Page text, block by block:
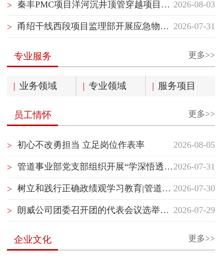
2026-08-03
> 秦丰PMC项目洋河沉井顶管穿越项目顺利开顶
2026-07-31
> 甬绍干线西段项目监理部开展应急物资专项检查
更多>>
专业服务
| 业务领域 | 专业领域 | 服务项目
更多>>
员工情怀
2026-08-05
> 初心不改勇担当 立足岗位作表率
2026-07-31
> 管道事业部党支部组织开展“学深悟透国企党建精神”主题党日活动
2026-07-30
> 树立和践行正确政绩观学习教育|管道事业部党支部开展“树立和践行正确政绩观”专题党课学习
2026-07-29
> 朗威公司团委召开团的代表会议选举团的代表
更多>>
企业文化